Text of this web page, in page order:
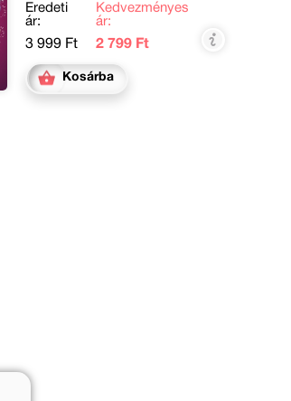
Eredeti
ár:
3 999 Ft
Kedvezményes
ár:
2 799 Ft
Kosárba